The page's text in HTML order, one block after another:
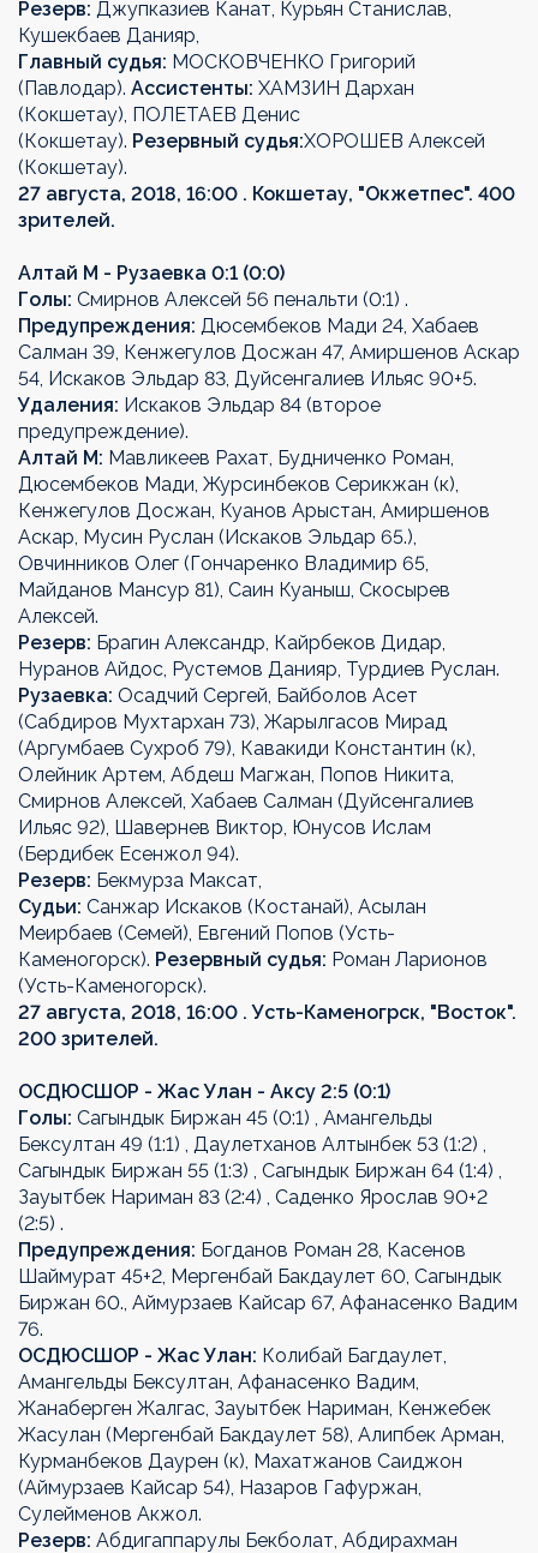
Резерв: Джупказиев Канат, Курьян Станислав,
Кушекбаев Данияр,
Главный судья: МОСКОВЧЕНКО Григорий
(Павлодар). Ассистенты: ХАМЗИН Дархан
(Кокшетау), ПОЛЕТАЕВ Денис
(Кокшетау). Резервный судья:ХОРОШЕВ Алексей
(Кокшетау).
27 августа, 2018, 16:00 . Кокшетау, "Окжетпес". 400
зрителей.
Алтай М - Рузаевка 0:1 (0:0)
Голы: Смирнов Алексей 56 пенальти (0:1) .
Предупреждения: Дюсембеков Мади 24, Хабаев
Салман 39, Кенжегулов Досжан 47, Амиршенов Аскар
54, Искаков Эльдар 83, Дуйсенгалиев Ильяс 90+5.
Удаления: Искаков Эльдар 84 (второе
предупреждение).
Алтай М: Мавликеев Рахат, Будниченко Роман,
Дюсембеков Мади, Журсинбеков Серикжан (к),
Кенжегулов Досжан, Куанов Арыстан, Амиршенов
Аскар, Мусин Руслан (Искаков Эльдар 65.),
Овчинников Олег (Гончаренко Владимир 65,
Майданов Мансур 81), Саин Куаныш, Скосырев
Алексей.
Резерв: Брагин Александр, Кайрбеков Дидар,
Нуранов Айдос, Рустемов Данияр, Турдиев Руслан.
Рузаевка: Осадчий Сергей, Байболов Асет
(Сабдиров Мухтархан 73), Жарылгасов Мирад
(Аргумбаев Сухроб 79), Кавакиди Константин (к),
Олейник Артем, Абдеш Магжан, Попов Никита,
Смирнов Алексей, Хабаев Салман (Дуйсенгалиев
Ильяс 92), Шавернев Виктор, Юнусов Ислам
(Бердибек Есенжол 94).
Резерв: Бекмурза Максат,
Судьи: Санжар Искаков (Костанай), Асылан
Меирбаев (Семей), Евгений Попов (Усть-
Каменогорск). Резервный судья: Роман Ларионов
(Усть-Каменогорск).
27 августа, 2018, 16:00 . Усть-Каменогрск, "Восток".
200 зрителей.
ОСДЮСШОР - Жас Улан - Аксу 2:5 (0:1)
Голы: Сагындык Биржан 45 (0:1) , Амангельды
Бексултан 49 (1:1) , Даулетханов Алтынбек 53 (1:2) ,
Сагындык Биржан 55 (1:3) , Сагындык Биржан 64 (1:4) ,
Зауытбек Нариман 83 (2:4) , Саденко Ярослав 90+2
(2:5) .
Предупреждения: Богданов Роман 28, Касенов
Шаймурат 45+2, Мергенбай Бакдаулет 60, Сагындык
Биржан 60., Аймурзаев Кайсар 67, Афанасенко Вадим
76.
ОСДЮСШОР - Жас Улан: Колибай Багдаулет,
Амангельды Бексултан, Афанасенко Вадим,
Жанаберген Жалгас, Зауытбек Нариман, Кенжебек
Жасулан (Мергенбай Бакдаулет 58), Алипбек Арман,
Курманбеков Даурен (к), Махатжанов Саиджон
(Аймурзаев Кайсар 54), Назаров Гафуржан,
Сулейменов Акжол.
Резерв: Абдигаппарулы Бекболат, Абдирахман